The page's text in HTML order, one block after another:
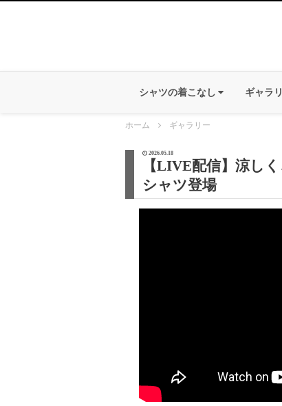
シャツの着こなし ギャラ
ホーム ギャラリー
2026.05.18
【LIVE配信】涼し
シャツ登場
【メンズ・ドレスシャツ・ワイシャツ】
レギュラーフィット・プレミアムコット